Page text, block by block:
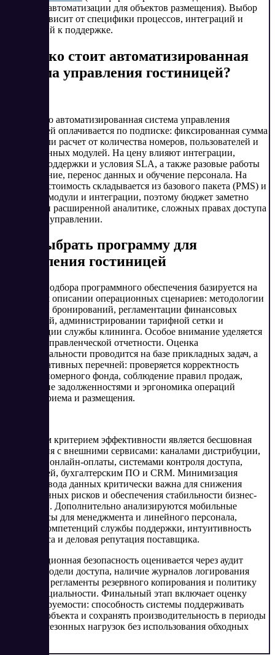
продаж и автоматизации для объектов размещения). Выбор
обычно зависит от специфики процессов, интеграций и
требований к поддержке.
Сколько стоит автоматизированная
система управления гостиницей?
Чаще всего автоматизированная система управления
гостиницей оплачивается по подписке: фиксированная сумма
в месяц или расчет от количества номеров, пользователей и
подключенных модулей. На цену влияют интеграции,
уровень поддержки и условия SLA, а также разовые работы
— внедрение, перенос данных и обучение персонала. На
практике стоимость складывается из базового пакета (PMS) и
доплат за модули и интеграции, поэтому бюджет заметно
растет при расширенной аналитике, сложных правах доступа
и сетевом управлении.
Как выбрать программу для
управления гостиницей
Процесс подбора программного обеспечения базируется на
детальном описании операционных сценариев: методологии
обработки бронирований, регламентации финансовых
транзакций, администрировании тарифной сетки и
координации службы клининга. Особое внимание уделяется
качеству управленческой отчетности. Оценка
функциональности проводится на базе прикладных задач, а
не декларативных перечней: проверяется корректность
статусов номерного фонда, соблюдение правил продаж,
управление задолженностями и эргономика операций
службы приема и размещения.
Ключевым критерием эффективности является бесшовная
интеграция с внешними сервисами: каналами дистрибуции,
модулями онлайн-оплаты, системами контроля доступа,
телефонией, бухгалтерским ПО и CRM. Минимизация
ручного ввода данных критически важна для снижения
операционных рисков и обеспечения стабильности бизнес-
процессов. Дополнительно анализируются мобильные
интерфейсы для менеджмента и линейного персонала,
уровень компетенций службы поддержки, интуитивность
интерфейса и деловая репутация поставщика.
Информационная безопасность оценивается через аудит
ролевой модели доступа, наличие журналов логирования
действий, регламенты резервного копирования и политику
конфиденциальности. Финальный этап включает оценку
масштабируемости: способность системы поддерживать
развитие объекта и сохранять производительность в периоды
пиковых сезонных нагрузок без использования обходных